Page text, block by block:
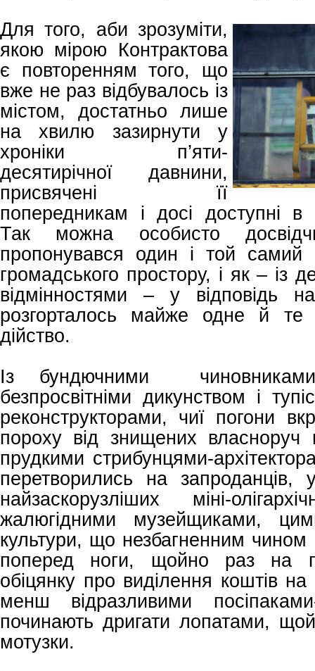
Для того, аби зрозуміти,
якою мірою Контрактова
є повторенням того, що
вже не раз відбувалось із
містом, достатньо лише
на хвилю зазирнути у
хроніки п’яти-
десятирічної давнини,
присвячені її
попередникам і досі доступні в
Так можна особисто
пропонувався один і той самий
громадського простору, і як – із
відмінностями – у відповідь
розгорталось майже одне й те
дійство.
Із бундючними
безпросвітніми дикунством і
реконструкторами, чиї погони
пороху від знищених власноруч
прудкими стрибунцями-
перетворились на запроданців,
найзаскорузліших міні-
жалюгідними музейщиками,
культури, що незбагненним чином
поперед ноги, щойно раз на
обіцянку про виділення коштів
менш відразливими
починають дригати лопатами,
мотузки.